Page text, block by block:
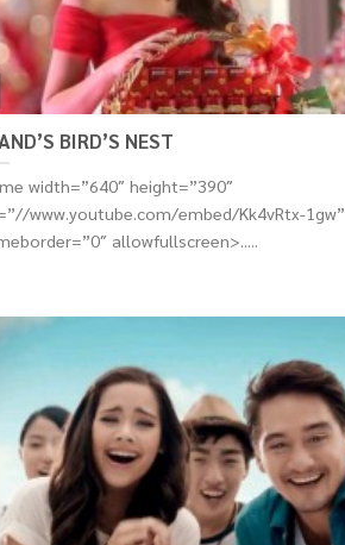
BIRD’S NEST
width=”640″ height=”390″
www.youtube.com/embed/Kk4vRtx-1gw”
allowfullscreen>.....